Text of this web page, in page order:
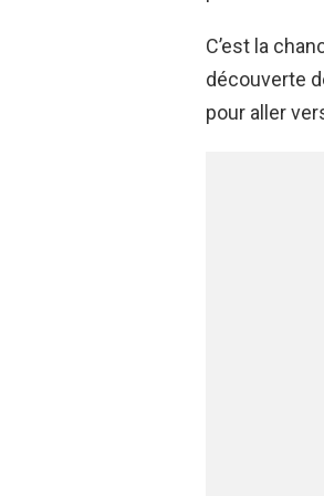
C’est la
découverte
pour aller